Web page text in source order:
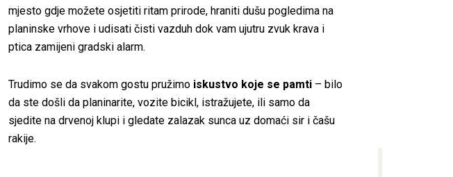
mjesto gdje možete osjetiti ritam prirode, hraniti dušu pogledima na
planinske vrhove i udisati čisti vazduh dok vam ujutru zvuk krava i
ptica zamijeni gradski alarm.
Trudimo se da svakom gostu pružimo iskustvo koje se pamti– bilo
da ste došli da planinarite, vozite bicikl, istražujete, ili samo da
sjedite na drvenoj klupi i gledate zalazak sunca uz domaći sir i čašu
rakije.